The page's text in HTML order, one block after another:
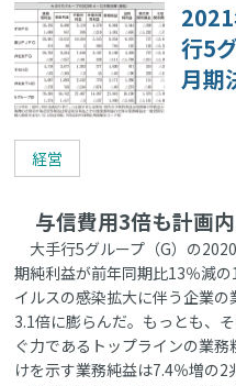
行5
月期
経営
与信費用3倍も計画
大手行5グループ（G）の
期純利益が前年同期比13％減
イルスの感染拡大に伴う企業
3.1倍に膨らんだ。もっとも、
ぐ力であるトップラインの業
けを示す業務純益は7.4％増の2